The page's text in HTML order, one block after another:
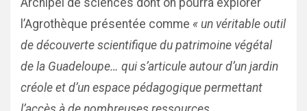
Archipel de sciences dont on pourra explorer
l’Agrothèque présentée comme « un véritable outil
de découverte scientifique du patrimoine végétal
de la Guadeloupe… qui s’articule autour d’un jardin
créole et d’un espace pédagogique permettant